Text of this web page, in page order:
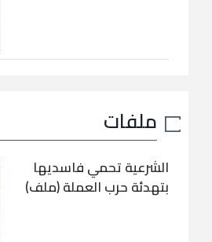
ملفات
الشرعية تحمي فاسديها
بتهدئة حرب العملة (ملف)